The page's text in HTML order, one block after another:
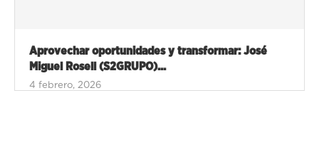
Aprovechar oportunidades y transformar: José
Miguel Rosell (S2GRUPO)...
4 febrero, 2026